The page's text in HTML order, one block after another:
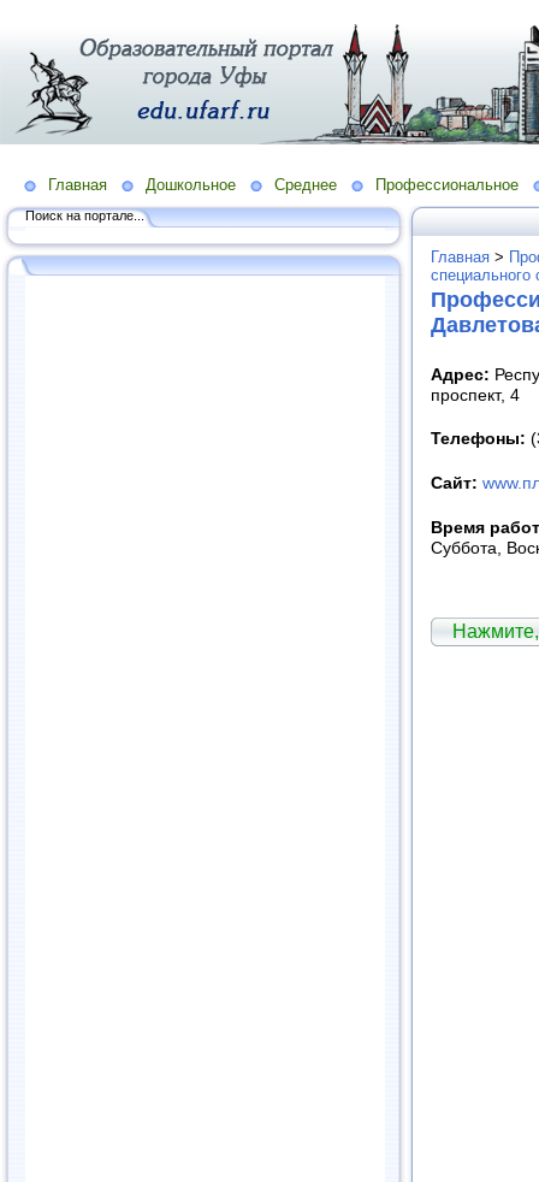
Главная Дошкольное Среднее Профессиональное
Поиск на портале...
Главная >
специального
Адрес:
проспект, 4
Телефоны:
Сайт:
Время
Суббота,